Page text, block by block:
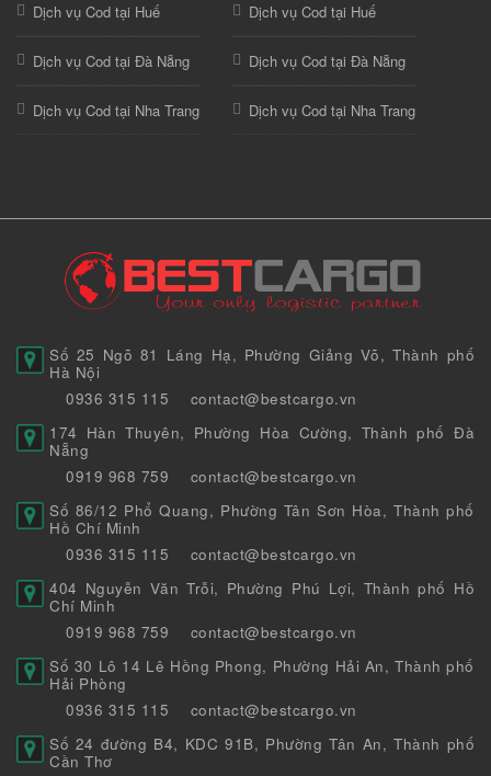
Dịch vụ Cod tại Huế
Dịch vụ Cod tại Đà Nẵng
Dịch vụ Cod tại Nha Trang
Dịch vụ Cod tại Huế
Dịch vụ Cod tại Đà Nẵng
Dịch vụ Cod tại Nha Trang
Số 25 Ngõ 81 Láng Hạ, Phường Giảng Võ, Thành phố
Hà Nội
0936 315 115
contact@bestcargo.vn
174 Hàn Thuyên, Phường Hòa Cường, Thành phố Đà
Nẵng
0919 968 759
contact@bestcargo.vn
Số 86/12 Phổ Quang, Phường Tân Sơn Hòa, Thành phố
Hồ Chí Minh
0936 315 115
contact@bestcargo.vn
404 Nguyễn Văn Trỗi, Phường Phú Lợi, Thành phố Hồ
Chí Minh
0919 968 759
contact@bestcargo.vn
Số 30 Lô 14 Lê Hồng Phong, Phường Hải An, Thành phố
Hải Phòng
0936 315 115
contact@bestcargo.vn
Số 24 đường B4, KDC 91B, Phường Tân An, Thành phố
Cần Thơ